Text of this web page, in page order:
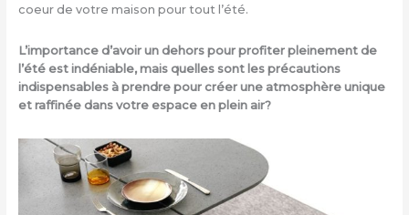
coeur de votre maison pour tout l’été.
L’importance d’avoir un dehors pour profiter pleinement de
l’été est indéniable, mais quelles sont les précautions
indispensables à prendre pour créer une atmosphère unique
et raffinée dans votre espace en plein air?